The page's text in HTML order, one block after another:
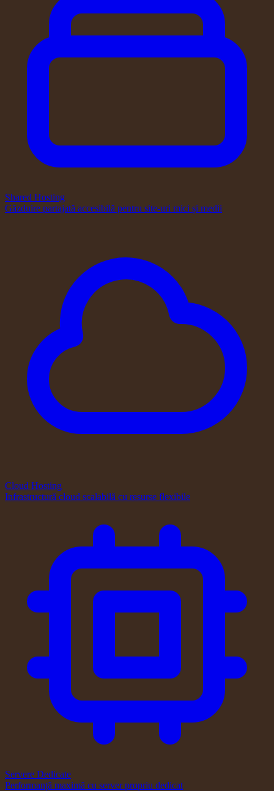
Shared Hosting
Găzduire partajată accesibilă pentru site-uri mici și medii
Cloud Hosting
Infrastructură cloud scalabilă cu resurse flexibile
Servere Dedicate
Performanță maximă cu server propriu dedicat